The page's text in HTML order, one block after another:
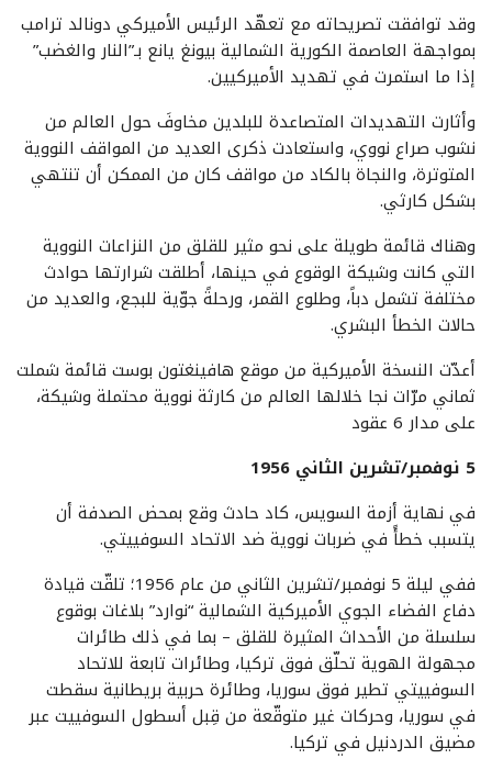
وقد توافقت تصريحاته مع تعهّد الرئيس الأميركي دونالد ترامب
بمواجهة العاصمة الكورية الشمالية بيونغ يانع بـ”النار والغضب”
إذا ما استمرت في تهديد الأميركيين.
وأثارت التهديدات المتصاعدة للبلدين مخاوفَ حول العالم من
نشوب صراع نووي، واستعادت ذكرى العديد من المواقف النووية
المتوترة، والنجاة بالكاد من مواقف كان من الممكن أن تنتهي
بشكل كارثي.
وهناك قائمة طويلة على نحو مثير للقلق من النزاعات النووية
التي كانت وشيكة الوقوع في حينها، أطلقت شرارتها حوادث
مختلفة تشمل دباً، وطلوع القمر، ورحلةً جوّية للبجع، والعديد من
حالات الخطأ البشري.
أعدّت النسخة الأميركية من موقع هافينغتون بوست قائمة شملت
ثماني مرّات نجا خلالها العالم من كارثة نووية محتملة وشيكة،
على مدار 6 عقود
5 نوفمبر/تشرين الثاني 1956
في نهاية أزمة السويس، كاد حادث وقع بمحض الصدفة أن
يتسبب خطأً في ضربات نووية ضد الاتحاد السوفييتي.
ففي ليلة 5 نوفمبر/تشرين الثاني من عام 1956؛ تلقّت قيادة
دفاع الفضاء الجوي الأميركية الشمالية “نوارد” بلاغات بوقوع
سلسلة من الأحداث المثيرة للقلق – بما في ذلك طائرات
مجهولة الهوية تحلّق فوق تركيا، وطائرات تابعة للاتحاد
السوفييتي تطير فوق سوريا، وطائرة حربية بريطانية سقطت
في سوريا، وحركات غير متوقّعة من قِبل أسطول السوفييت عبر
مضيق الدردنيل في تركيا.